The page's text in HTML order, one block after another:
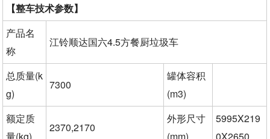
【整车技术参数】
产品名
称
江铃顺达国六4.5方餐厨垃圾车
总质量(k
g)
7300
罐体容积
(m3)
额定质
量(kg)
2370,2170
外形尺寸
(mm)
5995X219
0X2650